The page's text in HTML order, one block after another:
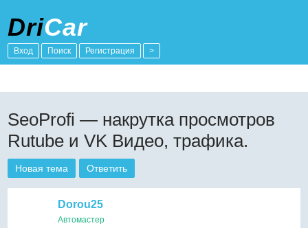
DriCar
Вход Поиск Регистрация >
SeoProfi — накрутка просмотров
Rutube и VK Видео, трафика.
Новая тема Ответить
Dorou25
Автомастер